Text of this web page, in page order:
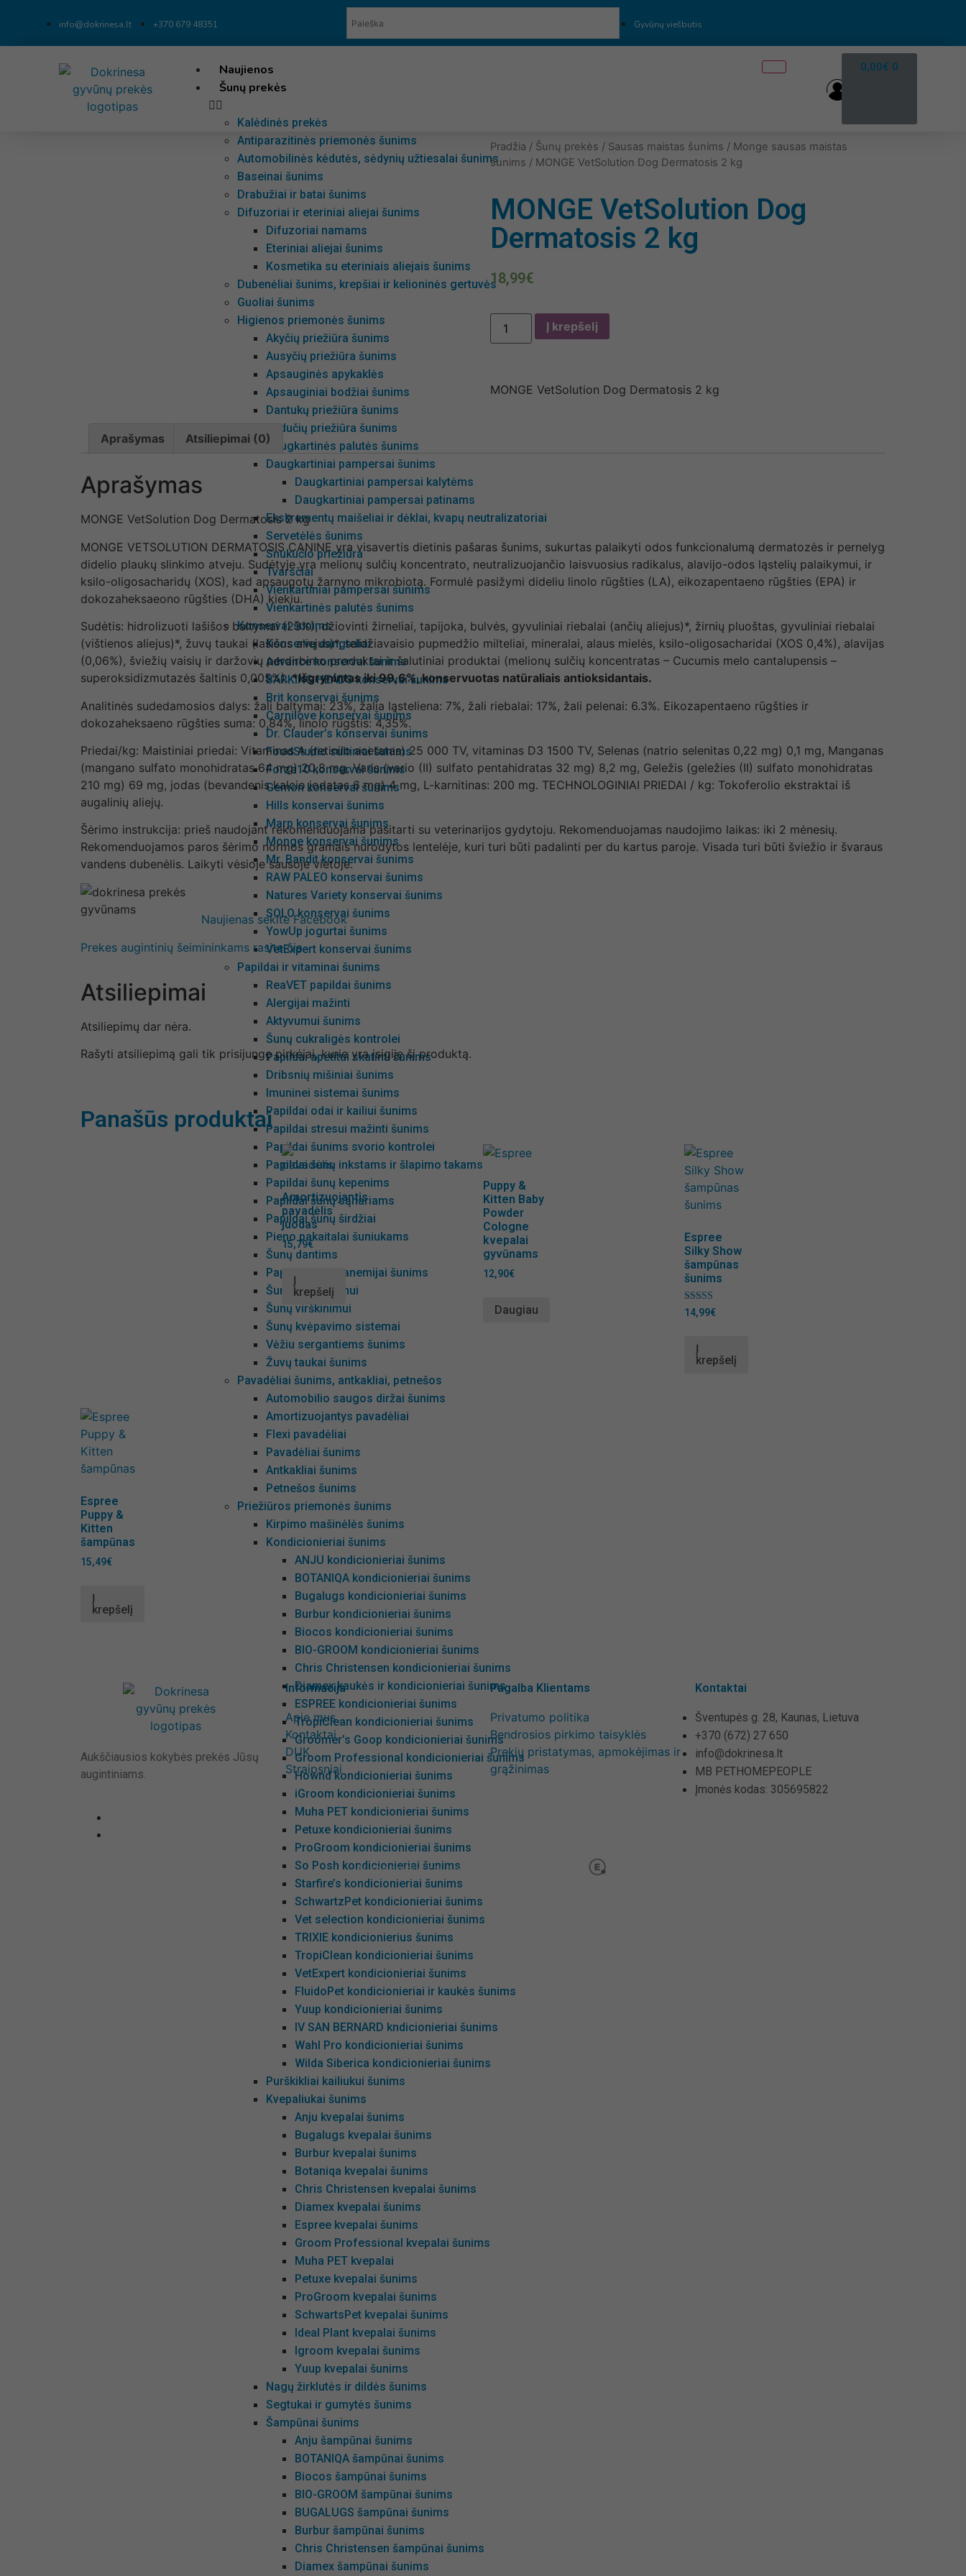
info@dokrinesa.lt +370 679 48351 Gyvūnų viešbutis
Naujienos
Šunų prekės
Kalėdinės prekės
Antiparazitinės priemonės šunims
Automobilinės kėdutės, sėdynių užtiesalai šunims
Baseinai šunims
Drabužiai ir batai šunims
Difuzoriai ir eteriniai aliejai šunims
Difuzoriai namams
Eteriniai aliejai šunims
Kosmetika su eteriniais aliejais šunims
Dubenėliai šunims, krepšiai ir kelioninės gertuvės
Guoliai šunims
Higienos priemonės šunims
Akyčių priežiūra šunims
Ausyčių priežiūra šunims
Apsauginės apykaklės
Apsauginiai bodžiai šunims
Dantukų priežiūra šunims
Pėdučių priežiūra šunims
Daugkartinės palutės šunims
Daugkartiniai pampersai šunims
Daugkartiniai pampersai kalytėms
Daugkartiniai pampersai patinams
Ekskrementų maišeliai ir dėklai, kvapų neutralizatoriai
Servetėlės šunims
Snukučio priežiūra
Tvarsčiai
Vienkartiniai pampersai šunims
Vienkartinės palutės šunims
Konservai šunims
Konservų dangteliai
Advance konservai šunims
BARKING HEADS konservai šunims
Brit konservai šunims
Carnilove konservai šunims
Dr. Clauder’s konservai šunims
FoodStudio sultiniai šunims
Forza10 konservai šunims
Gemon konservai šunims
Hills konservai šunims
Marp konservai šunims
Monge konservai šunims
Mr. Bandit konservai šunims
RAW PALEO konservai šunims
Natures Variety konservai šunims
SOLO konservai šunims
YowUp jogurtai šunims
VetExpert konservai šunims
Papildai ir vitaminai šunims
ReaVET papildai šunims
Alergijai mažinti
Aktyvumui šunims
Šunų cukraligės kontrolei
Papildai apetitui skatinti šunims
Dribsnių mišiniai šunims
Imuninei sistemai šunims
Papildai odai ir kailiui šunims
Papildai stresui mažinti šunims
Papildai šunims svorio kontrolei
Papildai šunų inkstams ir šlapimo takams
Papildai šunų kepenims
Papildai šunų sąnariams
Papildai šunų širdžiai
Pieno pakaitalai šuniukams
Šunų dantims
Papildai esant anemijai šunims
Šunų viduriavimui
Šunų virškinimui
Šunų kvėpavimo sistemai
Vėžiu sergantiems šunims
Žuvų taukai šunims
Pavadėliai šunims, antkakliai, petnešos
Automobilio saugos diržai šunims
Amortizuojantys pavadėliai
Flexi pavadėliai
Pavadėliai šunims
Antkakliai šunims
Petnešos šunims
Priežiūros priemonės šunims
Kirpimo mašinėlės šunims
Kondicionieriai šunims
ANJU kondicionieriai šunims
BOTANIQA kondicionieriai šunims
Bugalugs kondicionieriai šunims
Burbur kondicionieriai šunims
Biocos kondicionieriai šunims
BIO-GROOM kondicionieriai šunims
Chris Christensen kondicionieriai šunims
Diamex kaukės ir kondicionieriai šunims
ESPREE kondicionieriai šunims
TropiClean kondicionieriai šunims
Groomer’s Goop kondicionieriai šunims
Groom Professional kondicionieriai šunims
Hownd kondicionieriai šunims
iGroom kondicionieriai šunims
Muha PET kondicionieriai šunims
Petuxe kondicionieriai šunims
ProGroom kondicionieriai šunims
So Posh kondicionieriai šunims
Starfire’s kondicionieriai šunims
SchwartzPet kondicionieriai šunims
Vet selection kondicionieriai šunims
TRIXIE kondicionierius šunims
TropiClean kondicionieriai šunims
VetExpert kondicionieriai šunims
FluidoPet kondicionieriai ir kaukės šunims
Yuup kondicionieriai šunims
IV SAN BERNARD kndicionieriai šunims
Wahl Pro kondicionieriai šunims
Wilda Siberica kondicionieriai šunims
Purškikliai kailiukui šunims
Kvepaliukai šunims
Anju kvepalai šunims
Bugalugs kvepalai šunims
Burbur kvepalai šunims
Botaniqa kvepalai šunims
Chris Christensen kvepalai šunims
Diamex kvepalai šunims
Espree kvepalai šunims
Groom Professional kvepalai šunims
Muha PET kvepalai
Petuxe kvepalai šunims
ProGroom kvepalai šunims
SchwartsPet kvepalai šunims
Ideal Plant kvepalai šunims
Igroom kvepalai šunims
Yuup kvepalai šunims
Nagų žirklutės ir dildės šunims
Segtukai ir gumytės šunims
Šampūnai šunims
Anju šampūnai šunims
BOTANIQA šampūnai šunims
Biocos šampūnai šunims
BIO-GROOM šampūnai šunims
BUGALUGS šampūnai šunims
Burbur šampūnai šunims
Chris Christensen šampūnai šunims
Diamex šampūnai šunims
0,00€ 0
Pradžia / Šunų prekės / Sausas maistas šunims / Monge sausas maistas
šunims / MONGE VetSolution Dog Dermatosis 2 kg
MONGE VetSolution Dog
Dermatosis 2 kg
18,99€
Į krepšelį
MONGE VetSolution Dog Dermatosis 2 kg
Aprašymas Atsiliepimai (0)
Aprašymas
MONGE VetSolution Dog Dermatosis 2 kg
MONGE VETSOLUTION DERMATOSIS CANINE yra visavertis dietinis pašaras šunims, sukurtas palaikyti odos funkcionalumą dermatozės ir pernelyg
didelio plaukų slinkimo atveju. Sudėtyje yra melionų sulčių koncentrato, neutralizuojančio laisvuosius radikalus, alavijo-odos ląstelių palaikymui, ir
ksilo-oligosacharidų (XOS), kad apsaugotų žarnyno mikrobiotą. Formulė pasižymi dideliu linolo rūgšties (LA), eikozapentaeno rūgšties (EPA) ir
dokozaheksaeono rūgšties (DHA) kiekiu.
Sudėtis: hidrolizuoti lašišos baltymai (23%), džiovinti žirneliai, tapijoka, bulvės, gyvuliniai riebalai (ančių aliejus)*, žirnių pluoštas, gyvuliniai riebalai
(vištienos aliejus)*, žuvų taukai (lašišos aliejus)*, saldžiavaisio pupmedžio milteliai, mineralai, alaus mielės, ksilo-oligosacharidai (XOS 0,4%), alavijas
(0,06%), šviežių vaisių ir daržovių perdirbimo produktai ir šalutiniai produktai (melionų sulčių koncentratas – Cucumis melo cantalupensis –
superoksidizmutazės šaltinis 0,005%).*Išgrynintas iki 99,6%, konservuotas natūraliais antioksidantais.
Analitinės sudedamosios dalys: žali baltymai: 23%, žalia ląsteliena: 7%, žali riebalai: 17%, žali pelenai: 6.3%. Eikozapentaeno rūgšties ir
dokozaheksaeno rūgšties suma: 0,84%, linolo rūgštis: 4,35%.
Priedai/kg: Maistiniai priedai: Vitaminas A (retinilo acetatas) 25 000 TV, vitaminas D3 1500 TV, Selenas (natrio selenitas 0,22 mg) 0,1 mg, Manganas
(mangano sulfato monohidratas 64 mg) 20,8 mg, Varis (vario (II) sulfato pentahidratas 32 mg) 8,2 mg, Geležis (geležies (II) sulfato monohidratas
210 mg) 69 mg, jodas (bevandenis kalcio jodatas 6 mg) 4 mg, L-karnitinas: 200 mg. TECHNOLOGINIAI PRIEDAI / kg: Tokoferolio ekstraktai iš
augalinių aliejų.
Šėrimo instrukcija: prieš naudojant rekomenduojama pasitarti su veterinarijos gydytoju. Rekomenduojamas naudojimo laikas: iki 2 mėnesių.
Rekomenduojamos paros šėrimo normos gramais nurodytos lentelėje, kuri turi būti padalinti per du kartus paroje. Visada turi būti šviežio ir švaraus
vandens dubenėlis. Laikyti vėsioje sausoje vietoje.
Naujienas sekite Facebook
Prekes augintinių šeimininkams rasite čia
Atsiliepimai
Atsiliepimų dar nėra.
Rašyti atsiliepimą gali tik prisijungę pirkėjai, kurie yra įsigiję šį produktą.
Panašūs produktai
Amortizuojantis
pavadėlis
juodas
15,79€
Į
krepšelį
Puppy &
Kitten Baby
Powder
Cologne
kvepalai
gyvūnams
12,90€
Daugiau
Espree
Silky Show
šampūnas
šunims
Įvertinimas:
5.00
14,99€
Į
krepšelį
Espree
Puppy &
Kitten
šampūnas
15,49€
Į
krepšelį
Aukščiausios kokybės prekės Jūsų
augintiniams.
Informacija
Apie mus
Kontaktai
DUK
Straipsniai
Pagalba Klientams
Privatumo politika
Bendrosios pirkimo taisyklės
Prekių pristatymas, apmokėjimas ir
grąžinimas
Kontaktai
Šventupės g. 28, Kaunas, Lietuva
+370 (672) 27 650
info@dokrinesa.lt
MB PETHOMEPEOPLE
Įmonės kodas: 305695822
Visos teisės saugomos www.dokrinesa.lt